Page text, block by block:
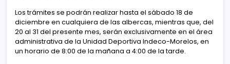
Los trámites se podrán realizar hasta el sábado 18 de
diciembre en cualquiera de las albercas, mientras que, del
20 al 31 del presente mes, serán exclusivamente en el área
administrativa de la Unidad Deportiva Indeco-Morelos, en
un horario de 8:00 de la mañana a 4:00 de la tarde.